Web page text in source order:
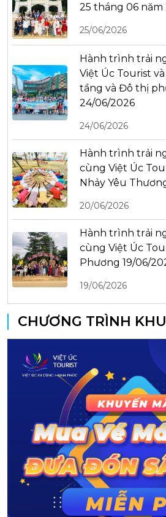
25 tháng 06 năm
25/06/2026
Hành trình trải
Việt Úc Tourist
tầng và Đô thị
24/06/2026
24/06/2026
Hành trình trải
cùng Việt Úc
Nhảy Yêu
20/06/2026
Hành trình trải
cùng Việt Úc
Phương 19/06/
19/06/2026
CHƯƠNG TRÌNH